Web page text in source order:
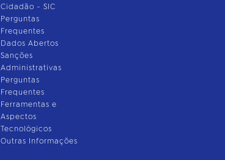
Cidadão - SIC
Perguntas
Frequentes
Dados Abertos
Sanções
Administrativas
Perguntas
Frequentes
Ferramentas e
Aspectos
Tecnológicos
Outras Informações